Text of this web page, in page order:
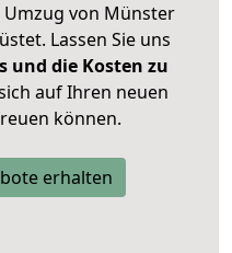
von Münster
Lassen Sie uns
und die Kosten zu
auf Ihren neuen
können.
erhalten